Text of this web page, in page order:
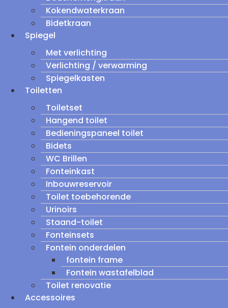
Kokendwaterkraan
Bidetkraan
Spiegel
Met verlichting
Verlichting / verwarming
Spiegelkasten
Toiletten
Toiletset
Hangend toilet
Bedieningspaneel toilet
Bidets
WC Brillen
Fonteinkast
Inbouwreservoir
Toilet toebehorende
Urinoirs
Staand-toilet
Fonteinsets
Fontein onderdelen
fontein frame
Fontein wastafelblad
Toilet renovatie
Accessoires